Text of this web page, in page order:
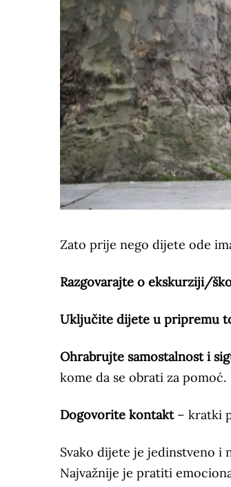
Zato prije nego dijete ode
Razgovarajte o ekskurziji/
Uključite dijete u pripremu
Ohrabrujte samostalnost i
kome da se obrati za pomoć.
Dogovorite kontakt– kratki
Svako dijete je jedinstveno i
Najvažnije je pratiti